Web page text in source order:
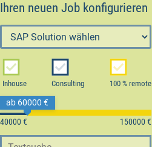
Ihren neuen Job konfigurieren
Inhouse Consulting 100 % remote
ab 60000 €